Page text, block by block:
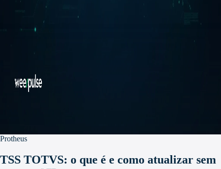
Protheus
TSS TOTVS: o que é e como atualizar sem